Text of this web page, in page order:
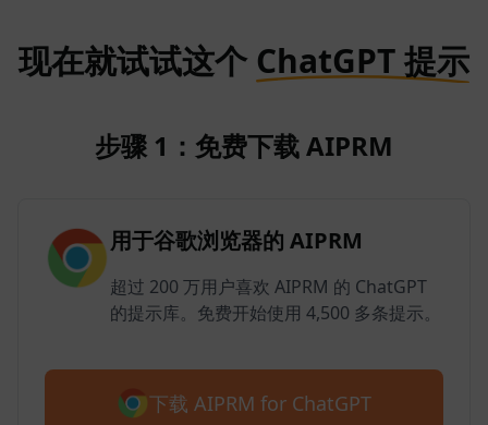
现在就试试这个 ChatGPT 提示
步骤 1：免费下载 AIPRM
用于谷歌浏览器的 AIPRM
超过 200 万用户喜欢 AIPRM 的 ChatGPT
的提示库。免费开始使用 4,500 多条提示。
下载 AIPRM for ChatGPT